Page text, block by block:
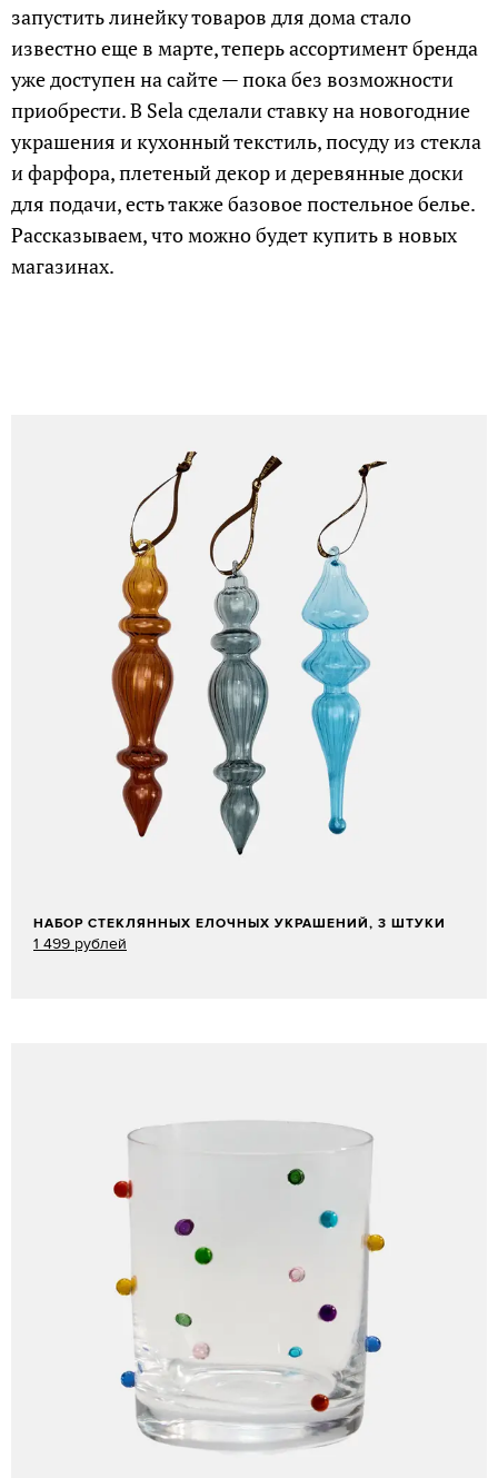
запустить линейку товаров для дома стало
известно еще в марте, теперь ассортимент бренда
уже доступен на сайте — пока без возможности
приобрести. В Sela сделали ставку на новогодние
украшения и кухонный текстиль, посуду из стекла
и фарфора, плетеный декор и деревянные доски
для подачи, есть также базовое постельное белье.
Рассказываем, что можно будет купить в новых
магазинах.
НАБОР СТЕКЛЯННЫХ ЕЛОЧНЫХ УКРАШЕНИЙ, 3 ШТУКИ
1 499 рублей